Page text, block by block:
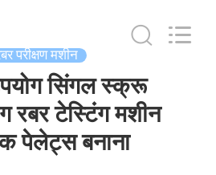
परीक्षण मशीन
सिंगल स्क्रू
रबर टेस्टिंग मशीन
पेलेट्स बनाना